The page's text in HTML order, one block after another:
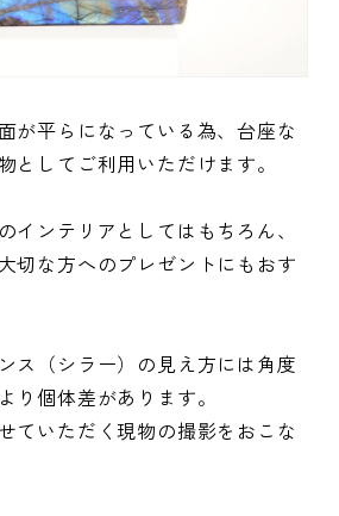
が平らになっている為、台座な
としてご利用いただけます。
インテリアとしてはもちろん、
切な方へのプレゼントにもおす
ス（シラー）の見え方には角度
り個体差があります。
ていただく現物の撮影をおこな